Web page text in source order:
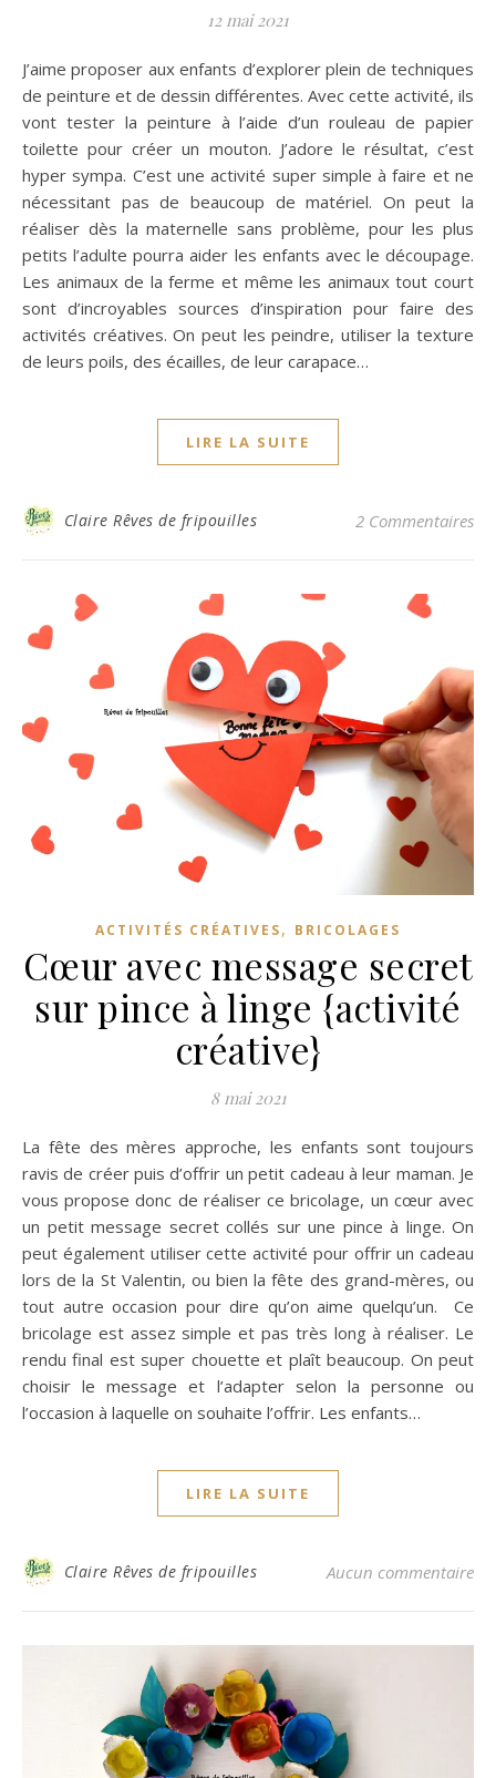
12 mai 2021
J’aime proposer aux enfants d’explorer plein de techniques
de peinture et de dessin différentes. Avec cette activité, ils
vont tester la peinture à l’aide d’un rouleau de papier
toilette pour créer un mouton. J’adore le résultat, c’est
hyper sympa. C’est une activité super simple à faire et ne
nécessitant pas de beaucoup de matériel. On peut la
réaliser dès la maternelle sans problème, pour les plus
petits l’adulte pourra aider les enfants avec le découpage.
Les animaux de la ferme et même les animaux tout court
sont d’incroyables sources d’inspiration pour faire des
activités créatives. On peut les peindre, utiliser la texture
de leurs poils, des écailles, de leur carapace…
LIRE LA SUITE
Claire Rêves de fripouilles 2 Commentaires
ACTIVITÉS CRÉATIVES, BRICOLAGES
Cœur avec message secret
sur pince à linge {activité
créative}
8 mai 2021
La fête des mères approche, les enfants sont toujours
ravis de créer puis d’offrir un petit cadeau à leur maman. Je
vous propose donc de réaliser ce bricolage, un cœur avec
un petit message secret collés sur une pince à linge. On
peut également utiliser cette activité pour offrir un cadeau
lors de la St Valentin, ou bien la fête des grand-mères, ou
tout autre occasion pour dire qu’on aime quelqu’un. Ce
bricolage est assez simple et pas très long à réaliser. Le
rendu final est super chouette et plaît beaucoup. On peut
choisir le message et l’adapter selon la personne ou
l’occasion à laquelle on souhaite l’offrir. Les enfants…
LIRE LA SUITE
Claire Rêves de fripouilles Aucun commentaire